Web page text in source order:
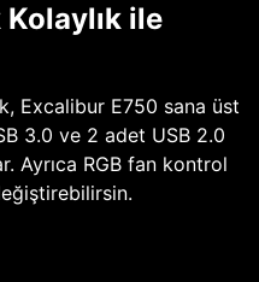
ile
Excalibur E750 sana üst
3.0 ve 2 adet USB 2.0
Ayrıca RGB fan kontrol